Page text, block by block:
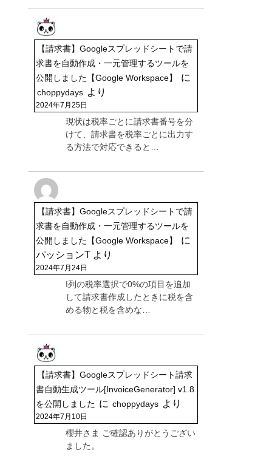
【請求書】Googleスプレッドシートで請
求書を自動作成・一元管理するツールを
公開しました【Google Workspace】
に
choppydays より
2024年7月25日
現状は税率ごとに請求書番号を分
けて、請求書を税率ごとに出力す
る方法で対応できると…
【請求書】Googleスプレッドシートで請
求書を自動作成・一元管理するツールを
公開しました【Google Workspace】
に
パッションT より
2024年7月24日
I列の税率選択で0%の項目を追加
して請求書作成したときに税を含
める物と税を含めな…
【請求書】Googleスプレッドシート請求
書自動生成ツール[InvoiceGenerator] v1.8
を公開しました に choppydays より
2024年7月10日
櫻井さま ご確認ありがとうござい
ました。